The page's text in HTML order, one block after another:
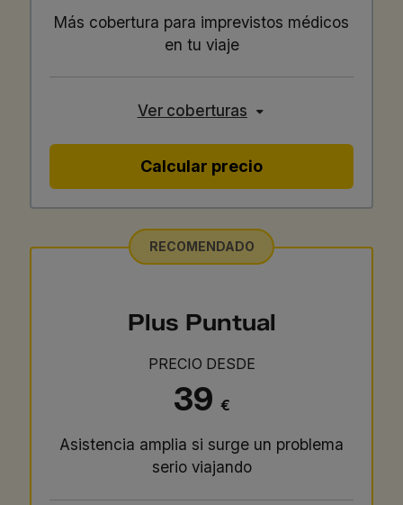
Más cobertura para imprevistos médicos
en tu viaje
Ver coberturas
Calcular precio
RECOMENDADO
Plus Puntual
PRECIO DESDE
39 €
Asistencia amplia si surge un problema
serio viajando